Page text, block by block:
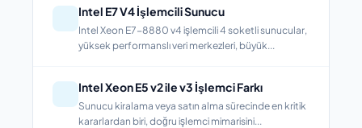
Intel E7 V4 İşlemcili Sunucu
Intel Xeon E7-8880 v4 işlemcili 4 soketli sunucular,
yüksek performanslı veri merkezleri, büyük...
Intel Xeon E5 v2 ile v3 İşlemci Farkı
Sunucu kiralama veya satın alma sürecinde en kritik
kararlardan biri, doğru işlemci mimarisini...